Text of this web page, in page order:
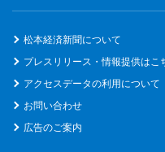
松本経済新聞について
プレスリリース・情報提供はこ
アクセスデータの利用について
お問い合わせ
広告のご案内